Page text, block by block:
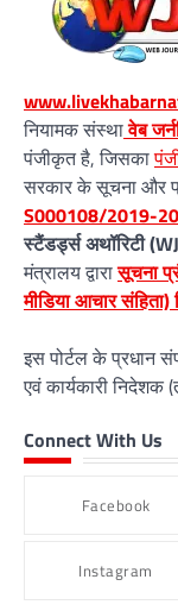
नियामक संस्थावेब
पंजीकृत है, जिसका
सरकार के सूचना और
S000108/2019-20
स्टैंडर्ड्स अथॉरिटी
मंत्रालय द्वारासूचना
मीडिया आचार
इस पोर्टल के प्रधान
एवं कार्यकारी निदेशक
Connect With Us
Facebook
Instagram